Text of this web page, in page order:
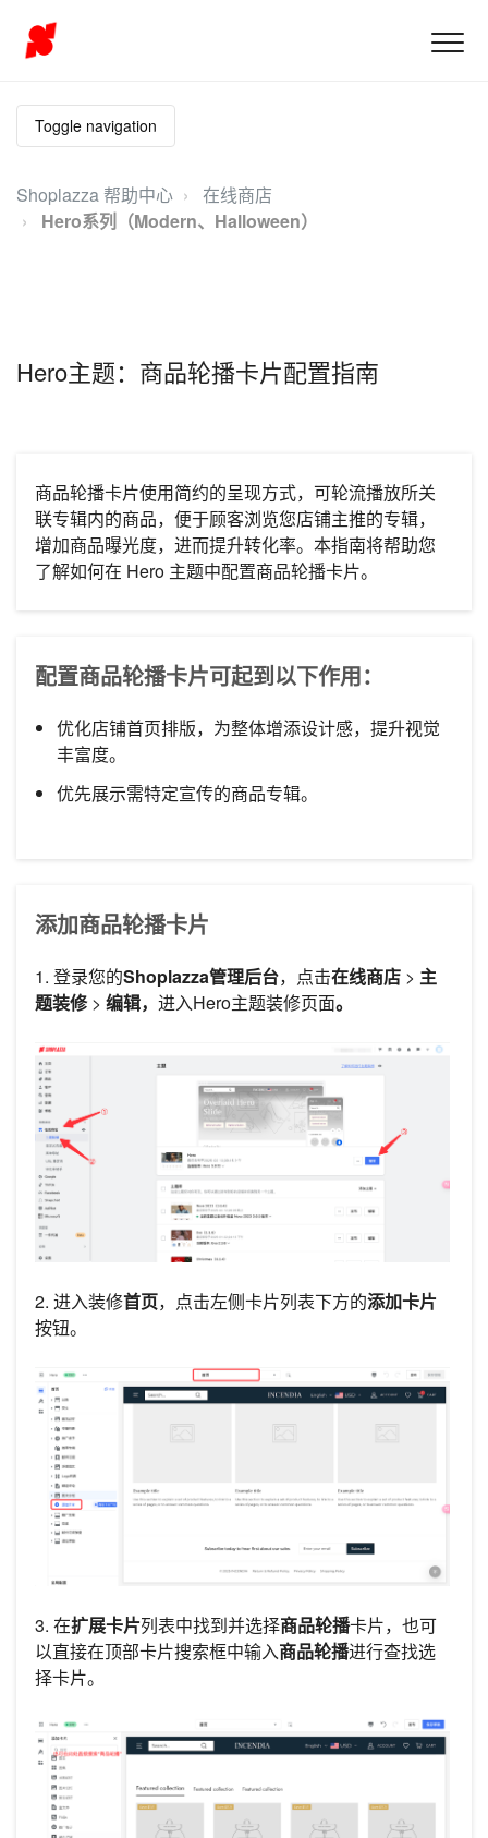
Toggle navigation
Shoplazza 帮助中心
在线商店
Hero系列（Modern、Halloween）
Hero主题：商品轮播卡片配置指南
商品轮播卡片使用简约的呈现方式，可轮流播放所关
联专辑内的商品，便于顾客浏览您店铺主推的专辑，
增加商品曝光度，进而提升转化率。本指南将帮助您
了解如何在 Hero 主题中配置商品轮播卡片。
配置商品轮播卡片可起到以下作用：
优化店铺首页排版，为整体增添设计感，提升视觉
丰富度。
优先展示需特定宣传的商品专辑。
添加商品轮播卡片
1. 登录您的Shoplazza管理后台，点击在线商店 > 主
题装修> 编辑， 进入Hero主题装修页面。
2. 进入装修首页，点击左侧卡片列表下方的添加卡片
按钮。
3. 在扩展卡片列表中找到并选择商品轮播卡片，也可
以直接在顶部卡片搜索框中输入商品轮播进行查找选
择卡片。